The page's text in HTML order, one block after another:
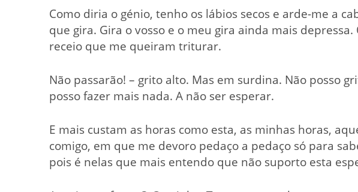
Como diria o génio, tenho os lábios secos e arde-me a
que gira. Gira o vosso e o meu gira ainda mais
receio que me queiram triturar.
Não passarão! – grito alto. Mas em surdina. Não posso
posso fazer mais nada. A não ser esperar.
E mais custam as horas como esta, as minhas horas,
comigo, em que me devoro pedaço a pedaço só para
pois é nelas que mais entendo que não suporto esta